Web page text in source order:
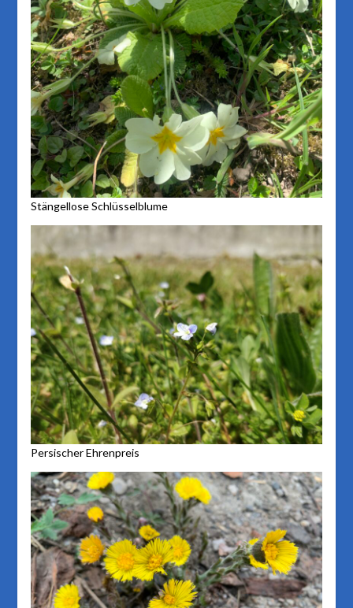
Stängellose Schlüsselblume
Persischer Ehrenpreis